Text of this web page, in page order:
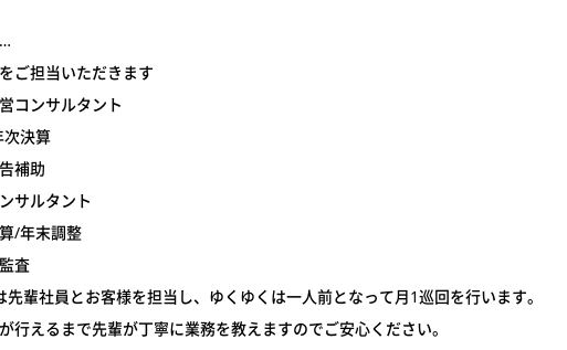
ご担当いただきます
コンサルタント
決算
補助
サルタント
/年末調整
査
先輩社員とお客様を担当し、ゆくゆくは一人前となって月1巡回を行います。
行えるまで先輩が丁寧に業務を教えますのでご安心ください。